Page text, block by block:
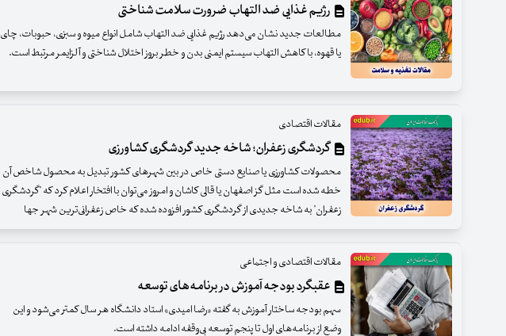
رژیم غذایی ضد التهاب ضرورت سلامت شناختی
مطالعات جدید نشان می‌دهد رژیم غذایی ضد التهاب شامل انواع میوه و سبزی، حبوبات، چای
یا قهوه، با کاهش التهاب سیستم ایمنی بدن و خطر بروز اختلال شناختی و آلزایمر مرتبط است.
مقالات اقتصادی
گردشگری زعفران؛ شاخه جدید گردشگری کشاورزی
محصولات کشاورزی یا صنایع دستی خاص در بین شهرهای کشور تبدیل به محصول شاخص آن
خطه شده است مثل گز اصفهان یا قالی کاشان و امروز می‌توان با افتخار اعلام کرد که "گردشگری
زعفران" به شاخه جدیدی از گردشگری کشور افزوده شده که خاص زعفرانی‌ترین شهر جها
مقالات اقتصادی و اجتماعی
عقبگرد بودجه آموزش در برنامه‌های توسعه
سهم بودجه ساختار آموزش به گفته «رضا امیدی» استاد دانشگاه هر سال کمتر می‌شود و این
وضع از برنامه‌های اول تا پنجم توسعه بی‌وقفه ادامه داشته است.